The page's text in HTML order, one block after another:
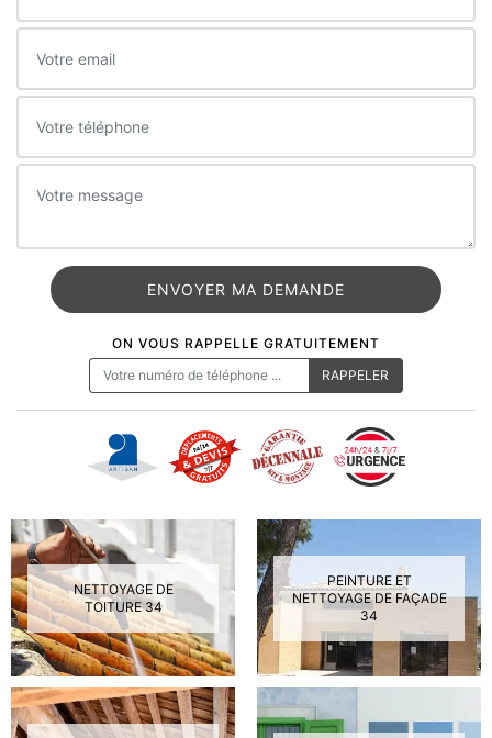
ON VOUS RAPPELLE GRATUITEMENT
NETTOYAGE DE
TOITURE 34
PEINTURE ET
NETTOYAGE DE FAÇADE
34